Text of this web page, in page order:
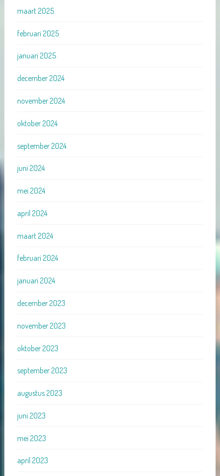
maart 2025
februari 2025
januari 2025
december 2024
november 2024
oktober 2024
september 2024
juni 2024
mei 2024
april 2024
maart 2024
februari 2024
januari 2024
december 2023
november 2023
oktober 2023
september 2023
augustus 2023
juni 2023
mei 2023
april 2023